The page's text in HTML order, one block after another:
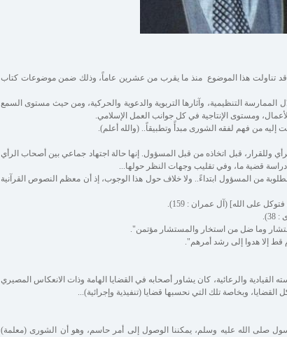
تناولت هذا الموضوع منذ ما يقرب من عشرين عاماً، وذلك ضمن موضوعات كتاب
الممارسة التنظيمية، وآثارها التربوية والدعوية والحركية، ومن حيث مستوى السمع
ومستوى الإنتاجية في كل جوانب العمل الإسلامي.
إليه من فهم لفقه الشورى مبدأً وتطبيقاً.. (والله أعلم).
وللقرار، قبل اتخاذه من قبل المسؤول. إنها حالة اجتهاد جماعي بين أصحاب الرأي
قضية ما، وفي تقليب وجهات النظر حولها...
من المسؤول ابتداءً.. ولا خلاف حول هذا الوجوب، إذ أن معظم النصوص القرآنية
على الله] (آل عمران : 159).
وما ضل من استخار والمستشار مؤتمن".
إلا هدوا إلى رشد أمرهم".
والرعائية، كان يشاور أصحابه في القضايا الهامة وذات الانعكاس المصيري
وبخاصة تلك التي نحسبها قضايا (تنفيذية وإجرائية)...
صلى الله عليه وسلم، يمكننا الوصول إلى أمر حاسم، وهو أن الشورى (معلمة)